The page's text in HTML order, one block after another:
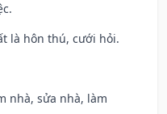
là hôn thú, cưới hỏi.
nhà, sửa nhà, làm